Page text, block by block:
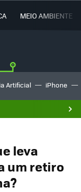
MEIO AMBIENTE
Artificial iPhone
leva
um retiro